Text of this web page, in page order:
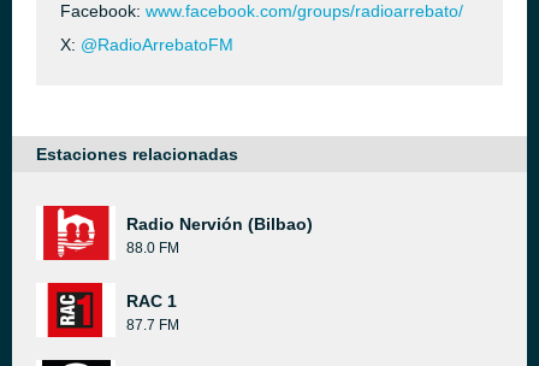
Facebook: www.facebook.com/groups/radioarrebato/
X: @RadioArrebatoFM
Estaciones relacionadas
Radio Nervión (Bilbao)
88.0 FM
RAC 1
87.7 FM